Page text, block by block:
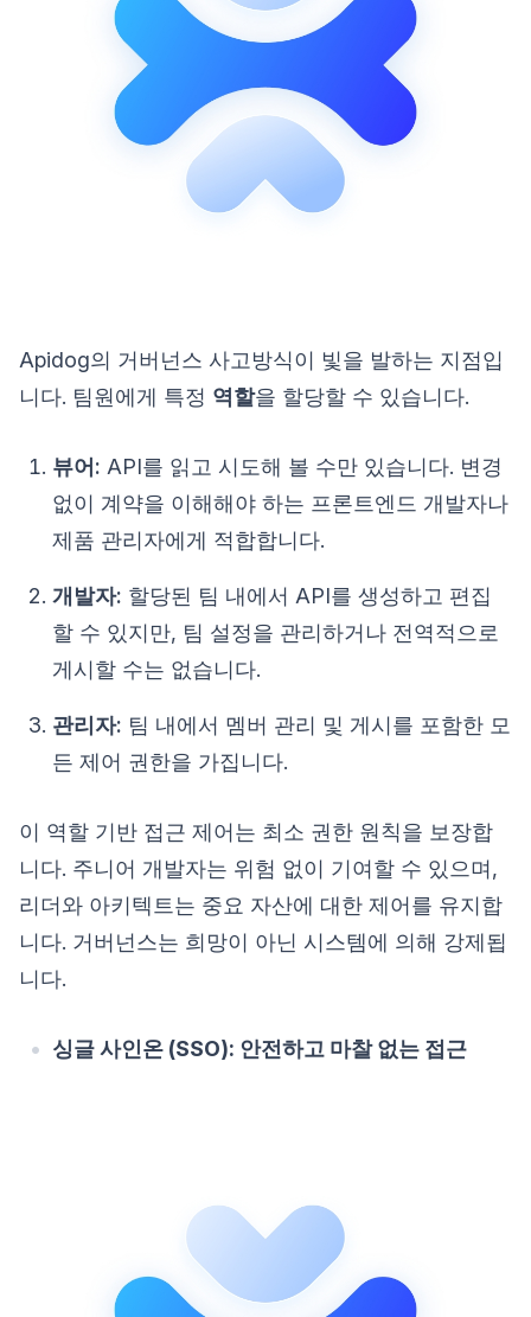
Apidog의 거버넌스 사고방식이 빛을 발하는 지점입
니다. 팀원에게 특정 역할을 할당할 수 있습니다.
뷰어: API를 읽고 시도해 볼 수만 있습니다. 변경
없이 계약을 이해해야 하는 프론트엔드 개발자나
제품 관리자에게 적합합니다.
개발자: 할당된 팀 내에서 API를 생성하고 편집
할 수 있지만, 팀 설정을 관리하거나 전역적으로
게시할 수는 없습니다.
관리자: 팀 내에서 멤버 관리 및 게시를 포함한 모
든 제어 권한을 가집니다.
이 역할 기반 접근 제어는 최소 권한 원칙을 보장합
니다. 주니어 개발자는 위험 없이 기여할 수 있으며,
리더와 아키텍트는 중요 자산에 대한 제어를 유지합
니다. 거버넌스는 희망이 아닌 시스템에 의해 강제됩
니다.
싱글 사인온 (SSO): 안전하고 마찰 없는 접근